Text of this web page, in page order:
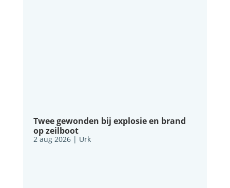
Twee gewonden bij explosie en brand
op zeilboot
2 aug 2026| Urk